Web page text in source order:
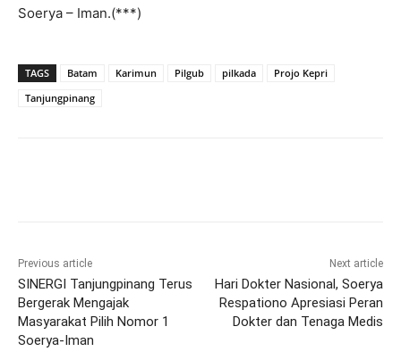
Soerya – Iman.(***)
TAGS Batam Karimun Pilgub pilkada
Projo Kepri
Tanjungpinang
Previous article
SINERGI Tanjungpinang Terus
Bergerak Mengajak
Masyarakat Pilih Nomor 1
Soerya-Iman
Next article
Hari Dokter Nasional, Soerya
Respationo Apresiasi Peran
Dokter dan Tenaga Medis